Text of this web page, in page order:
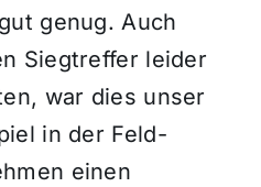
genug. Auch
Siegtreffer leider
war dies unser
in der Feld-
einen